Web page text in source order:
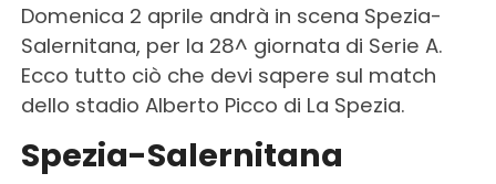
Domenica 2 aprile andrà in scena Spezia-
Salernitana, per la 28^ giornata di Serie A.
Ecco tutto ciò che devi sapere sul match
dello stadio Alberto Picco di La Spezia.
Spezia-Salernitana